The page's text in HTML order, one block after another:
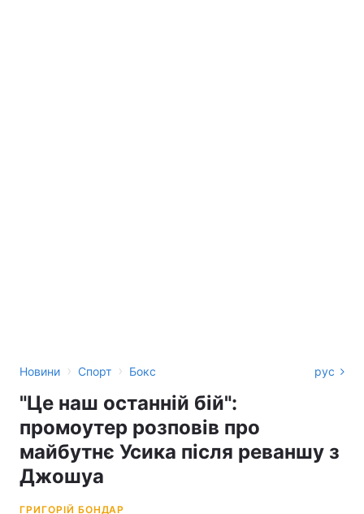
Новини › Спорт › Бокс рус
"Це наш останній бій":
промоутер розповів про
майбутнє Усика після реваншу з
Джошуа
ГРИГОРІЙ БОНДАР